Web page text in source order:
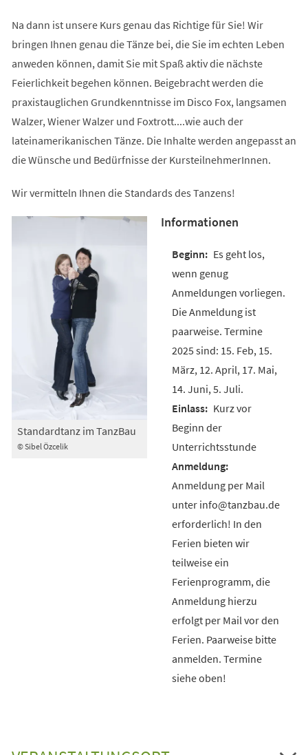
Na dann ist unsere Kurs genau das Richtige für Sie! Wir
bringen Ihnen genau die Tänze bei, die Sie im echten Leben
anweden können, damit Sie mit Spaß aktiv die nächste
Feierlichkeit begehen können. Beigebracht werden die
praxistauglichen Grundkenntnisse im Disco Fox, langsamen
Walzer, Wiener Walzer und Foxtrott....wie auch der
lateinamerikanischen Tänze. Die Inhalte werden angepasst an
die Wünsche und Bedürfnisse der KursteilnehmerInnen.
Wir vermitteln Ihnen die Standards des Tanzens!
© Sibel Özcelik
Standardtanz im TanzBau
Informationen
Es geht los,
wenn genug
Anmeldungen vorliegen.
Die Anmeldung ist
paarweise. Termine
2025 sind: 15. Feb, 15.
März, 12. April, 17. Mai,
14. Juni, 5. Juli.
Kurz vor
Beginn der
Unterrichtsstunde
Anmeldung per Mail
unter info@tanzbau.de
erforderlich! In den
Ferien bieten wir
teilweise ein
Ferienprogramm, die
Anmeldung hierzu
erfolgt per Mail vor den
Ferien. Paarweise bitte
anmelden. Termine
siehe oben!